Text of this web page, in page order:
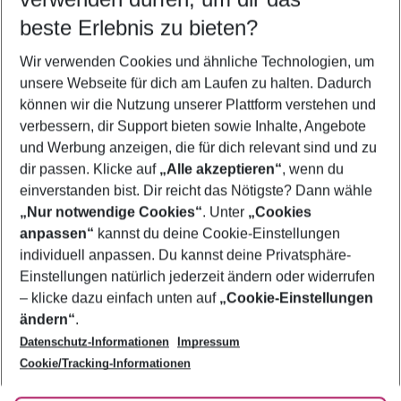
5-8 Nächte
2 Erwachsene Keine Kinder
Mehr Filter anzeigen
Footer
Footer navigation
Über uns
AGB
Bestpreisgarantie
Cookie-Einstellungen ändern
Cookie-Richtlinie
Agenturbetreuung
Barrierefreies Reisen
Folge uns
beste Erlebnis zu bieten?
Wir verwenden Cookies und ähnliche Technologien, um
unsere Webseite für dich am Laufen zu halten. Dadurch
können wir die Nutzung unserer Plattform verstehen und
verbessern, dir Support bieten sowie Inhalte, Angebote
und Werbung anzeigen, die für dich relevant sind und zu
dir passen. Klicke auf „Alle akzeptieren“, wenn du
einverstanden bist. Dir reicht das Nötigste? Dann wähle
„Nur notwendige Cookies“. Unter „Cookies
anpassen“ kannst du deine Cookie-Einstellungen
individuell anpassen. Du kannst deine Privatsphäre-
Einstellungen natürlich jederzeit ändern oder widerrufen
– klicke dazu einfach unten auf „Cookie-Einstellungen
ändern“.
Datenschutz-Informationen
Impressum
Cookie/Tracking-Informationen